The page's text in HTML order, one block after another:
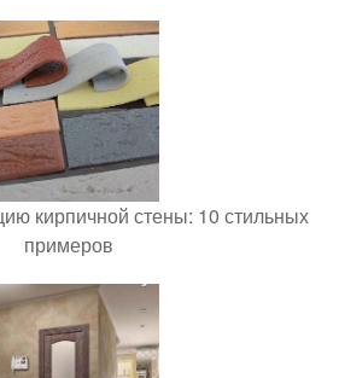
кирпичной стены: 10 стильных
примеров